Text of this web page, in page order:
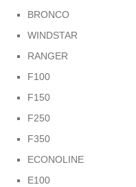
BRONCO
WINDSTAR
RANGER
F100
F150
F250
F350
ECONOLINE
E100